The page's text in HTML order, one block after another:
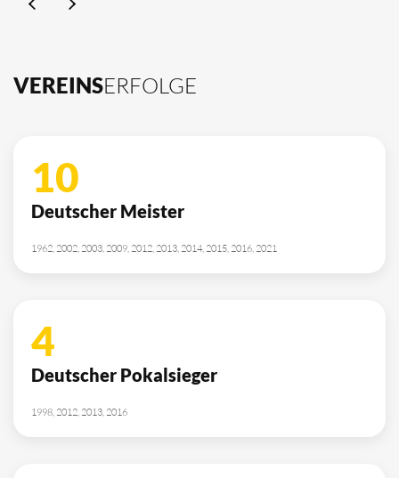
VEREINSERFOLGE
10
Deutscher Meister
1962, 2002, 2003, 2009, 2012, 2013, 2014, 2015, 2016, 2021
4
Deutscher Pokalsieger
1998, 2012, 2013, 2016